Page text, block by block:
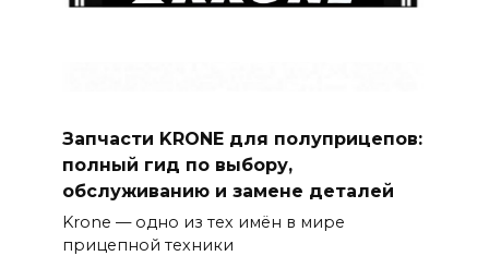
Запчасти KRONE для полуприцепов:
полный гид по выбору,
обслуживанию и замене деталей
Krone — одно из тех имён в мире
прицепной техники